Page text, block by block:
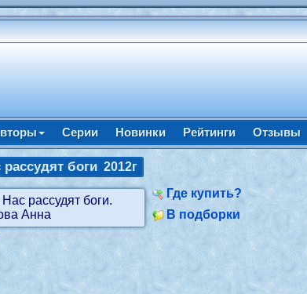
Серии Новинки Рейтинги Отзывы
боги 2012г
Где купить?
В подборки